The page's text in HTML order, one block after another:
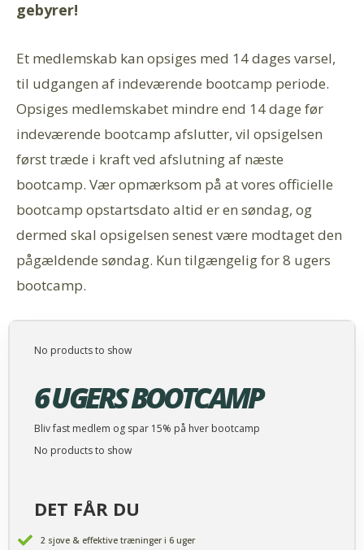
gebyrer!
Et medlemskab kan opsiges med 14 dages varsel,
til udgangen af indeværende bootcamp periode.
Opsiges medlemskabet mindre end 14 dage før
indeværende bootcamp afslutter, vil opsigelsen
først træde i kraft ved afslutning af næste
bootcamp. Vær opmærksom på at vores officielle
bootcamp opstartsdato altid er en søndag, og
dermed skal opsigelsen senest være modtaget den
pågældende søndag. Kun tilgængelig for 8 ugers
bootcamp.
No products to show
6 UGERS BOOTCAMP
Bliv fast medlem og spar 15% på hver bootcamp
No products to show
DET FÅR DU
2 sjove & effektive træninger i 6 uger